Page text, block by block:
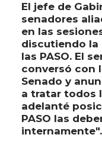
El jefe de
senadores
en las
discutiendo la
las PASO. El
conversó con
Senado y
a tratar todos
adelanté
PASO las
internamente".